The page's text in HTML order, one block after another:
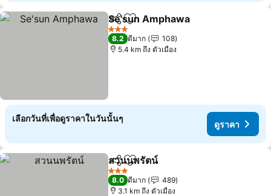
แชร์ เพิ่มในรายการโปรด
Se'sun Amphawa
3 ดาว
8.2 ดีมาก
108
5.4 km ถึง ตัวเมือง
เลือกวันที่เพื่อดูราคาในวันนั้นๆ
ดูราคา
แชร์ เพิ่มในรายการโปรด
สวนนพรัตน์
3 ดาว
8.0 ดีมาก
489
3.1 km ถึง ตัวเมือง